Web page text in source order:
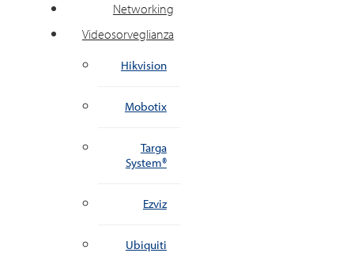
Networking
Videosorveglianza
Hikvision
Mobotix
Targa
System®
Ezviz
Ubiquiti